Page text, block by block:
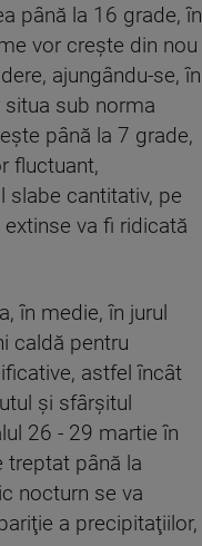
până la 16 grade, în
vor creşte din nou
ajungându-se, în
sub norma
până la 7 grade,
fluctuant,
slabe cantitativ, pe
va fi ridicată
în medie, în jurul
caldă pentru
astfel încât
şi sfârşitul
26 - 29 martie în
treptat până la
nocturn se va
a precipitaţiilor,